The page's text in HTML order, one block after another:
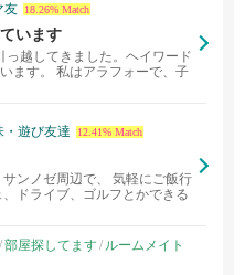
友 18.26% Match
います
っ越してきました。ヘイワード
ます。 私はアラフォーで、子
・遊び友達 12.41% Match
サンノゼ周辺で、 気軽にご飯行
、ドライブ、ゴルフとかできる
/部屋探してます/ ルームメイト